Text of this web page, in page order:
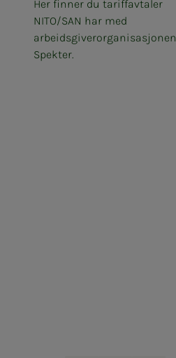
Her finner du tariffavtaler
NITO/SAN har med
arbeidsgiverorganisasjonen
Spekter.